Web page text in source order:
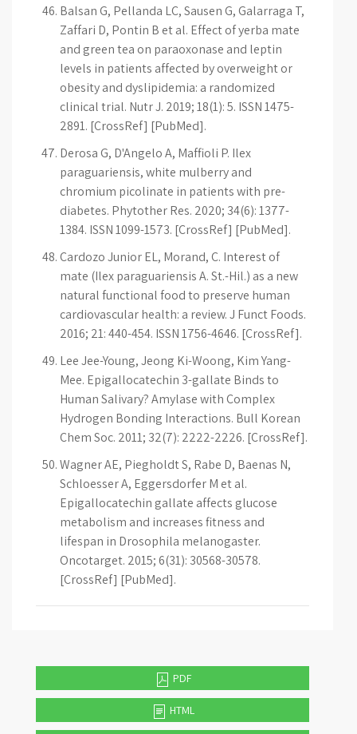
Balsan G, Pellanda LC, Sausen G, Galarraga T,
Zaffari D, Pontin B et al. Effect of yerba mate
and green tea on paraoxonase and leptin
levels in patients affected by overweight or
obesity and dyslipidemia: a randomized
clinical trial. Nutr J. 2019; 18(1): 5. ISSN 1475-
2891. [CrossRef] [PubMed].
Derosa G, D'Angelo A, Maffioli P. Ilex
paraguariensis, white mulberry and
chromium picolinate in patients with pre-
diabetes. Phytother Res. 2020; 34(6): 1377-
1384. ISSN 1099-1573. [CrossRef] [PubMed].
Cardozo Junior EL, Morand, C. Interest of
mate (Ilex paraguariensis A. St.-Hil.) as a new
natural functional food to preserve human
cardiovascular health: a review. J Funct Foods.
2016; 21: 440-454. ISSN 1756-4646. [CrossRef].
Lee Jee-Young, Jeong Ki-Woong, Kim Yang-
Mee. Epigallocatechin 3-gallate Binds to
Human Salivary? Amylase with Complex
Hydrogen Bonding Interactions. Bull Korean
Chem Soc. 2011; 32(7): 2222-2226. [CrossRef].
Wagner AE, Piegholdt S, Rabe D, Baenas N,
Schloesser A, Eggersdorfer M et al.
Epigallocatechin gallate affects glucose
metabolism and increases fitness and
lifespan in Drosophila melanogaster.
Oncotarget. 2015; 6(31): 30568-30578.
[CrossRef] [PubMed].
PDF
HTML